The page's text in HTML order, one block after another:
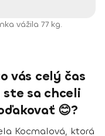
vážila 77 kg.
vás celý čas
ste sa chceli
😊?
Kocmalová, ktorá